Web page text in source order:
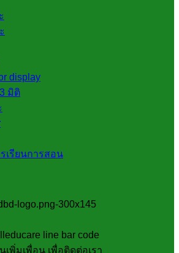
display
มิติ
เรียนการสอน
เพิ่มเพื่อน เพื่อติดต่อเรา